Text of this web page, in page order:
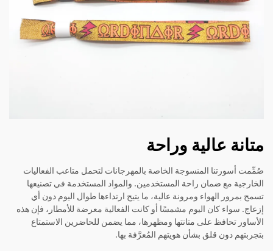
متانة عالية وراحة
صُمِّمت أسورتنا المنسوجة الخاصة بالمهرجانات لتحمل متاعب الفعاليات
الخارجية مع ضمان راحة المستخدمين. والمواد المستخدمة في تصنيعها
تسمح بمرور الهواء ومرونة عالية، ما يتيح ارتداءها طوال اليوم دون أي
إزعاج. سواء كان اليوم مشمسًا أو كانت الفعالية معرضة للأمطار، فإن هذه
الأساور تحافظ على متانتها ومظهرها، مما يضمن للحاضرين الاستمتاع
بتجربتهم دون قلق بشأن هويتهم المُعرَّفة بها.